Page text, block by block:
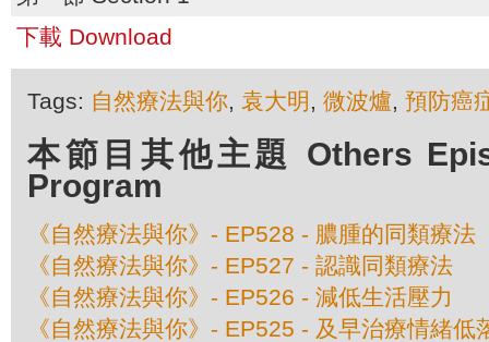
下載 Download
Tags: 自然療法與你, 袁大明 , 微波爐, 預防癌
本節目其他主題 Others
Program
《自然療法與你》- EP528 - 膿腫的同類療法
《自然療法與你》- EP527 - 認識同類療法
《自然療法與你》- EP526 - 減低生活壓力
《自然療法與你》- EP525 - 及早治療情緒低